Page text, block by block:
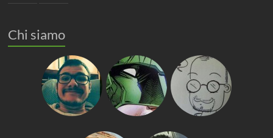
Chi siamo